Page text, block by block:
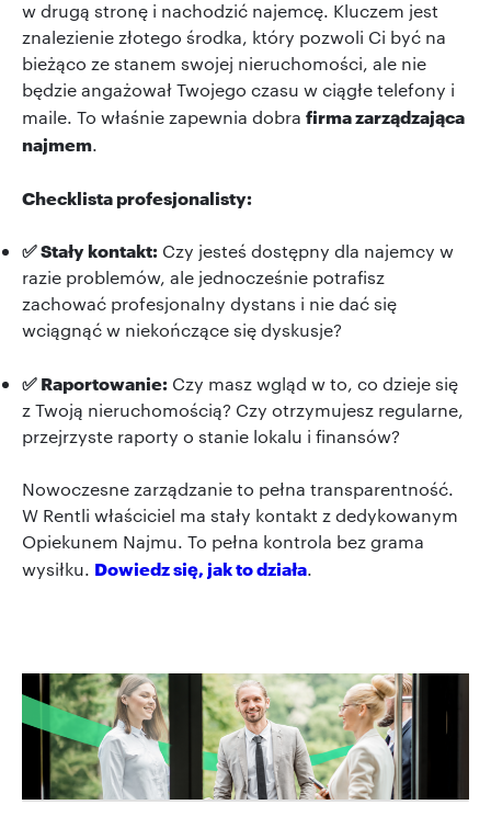
w drugą stronę i nachodzić najemcę. Kluczem jest
znalezienie złotego środka, który pozwoli Ci być na
bieżąco ze stanem swojej nieruchomości, ale nie
będzie angażował Twojego czasu w ciągłe telefony i
maile. To właśnie zapewnia dobra firma zarządzająca
najmem.
Checklista profesjonalisty:
✅ Stały kontakt: Czy jesteś dostępny dla najemcy w
razie problemów, ale jednocześnie potrafisz
zachować profesjonalny dystans i nie dać się
wciągnąć w niekończące się dyskusje?
✅ Raportowanie: Czy masz wgląd w to, co dzieje się
z Twoją nieruchomością? Czy otrzymujesz regularne,
przejrzyste raporty o stanie lokalu i finansów?
Nowoczesne zarządzanie to pełna transparentność.
W Rentli właściciel ma stały kontakt z dedykowanym
Opiekunem Najmu. To pełna kontrola bez grama
wysiłku. Dowiedz się, jak to działa.